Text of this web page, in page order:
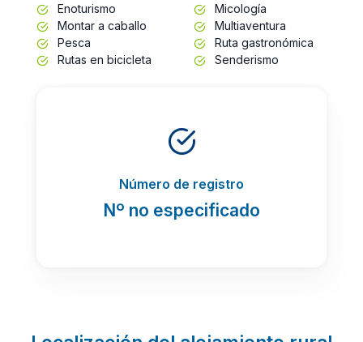
Enoturismo
Micología
Montar a caballo
Multiaventura
Pesca
Ruta gastronómica
Rutas en bicicleta
Senderismo
Número de registro
Nº no especificado